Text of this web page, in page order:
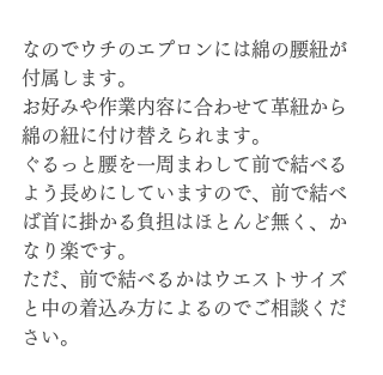
なのでウチのエプロンには綿の腰紐が
付属します。
お好みや作業内容に合わせて革紐から
綿の紐に付け替えられます。
ぐるっと腰を一周まわして前で結べる
よう長めにしていますので、前で結べ
ば首に掛かる負担はほとんど無く、か
なり楽です。
ただ、前で結べるかはウエストサイズ
と中の着込み方によるのでご相談くだ
さい。